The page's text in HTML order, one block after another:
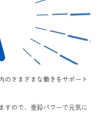
のさまざまな働きをサポート
すので、亜鉛パワーで元気に